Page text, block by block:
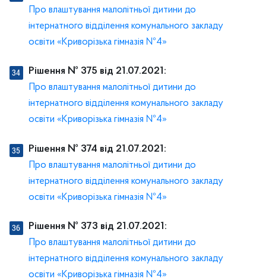
Про влаштування малолітньої дитини до
інтернатного відділення комунального закладу
освіти «Криворізька гімназія №4»
Рішення № 375 від 21.07.2021:
Про влаштування малолітньої дитини до
інтернатного відділення комунального закладу
освіти «Криворізька гімназія №4»
Рішення № 374 від 21.07.2021:
Про влаштування малолітньої дитини до
інтернатного відділення комунального закладу
освіти «Криворізька гімназія №4»
Рішення № 373 від 21.07.2021:
Про влаштування малолітньої дитини до
інтернатного відділення комунального закладу
освіти «Криворізька гімназія №4»